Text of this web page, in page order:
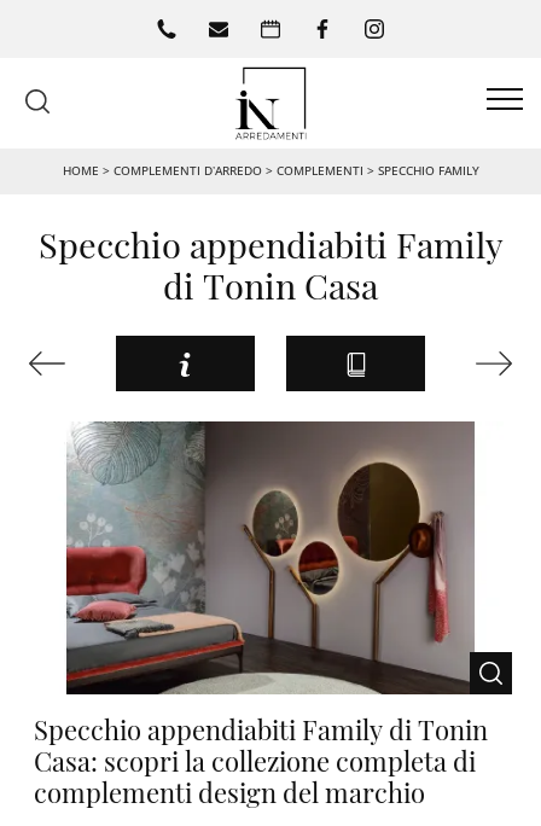
HOME > COMPLEMENTI D’ARREDO> COMPLEMENTI > SPECCHIO FAMILY
Specchio appendiabiti Family
di Tonin Casa
Specchio appendiabiti Family di Tonin
Casa: scopri la collezione completa di
complementi design del marchio